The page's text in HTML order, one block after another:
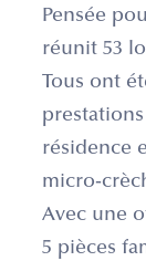
Pensée
réunit 53
Tous ont
résidence
micro-
Avec une
5 pièces